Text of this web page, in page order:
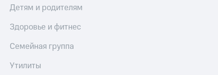
Детям и родителям
Здоровье и фитнес
Семейная группа
Утилиты